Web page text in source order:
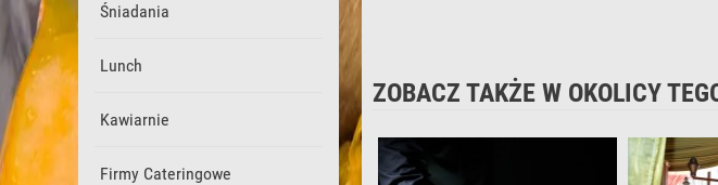
Śniadania
Lunch
Kawiarnie
Firmy Cateringowe
ZOBACZ TAKŻE W OKOLICY